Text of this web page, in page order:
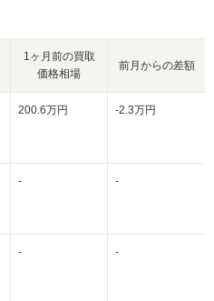
1ヶ月前の買取
価格相場
前月からの差額
200.6万円 -2.3万円
- -
- -